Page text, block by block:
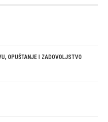
OPUŠTANJE I ZADOVOLJSTVO